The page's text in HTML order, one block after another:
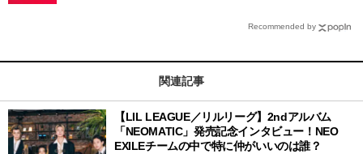
Recommended by
関連記事
【LIL LEAGUE／リルリーグ】2ndアルバム
「NEOMATIC」発売記念インタビュー！NEO
EXILEチームの中で特に仲がいいのは誰？